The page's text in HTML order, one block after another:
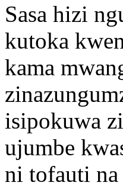
Sasa hizi
kutoka
kama
isipokuwa
ujumbe
ni tofauti